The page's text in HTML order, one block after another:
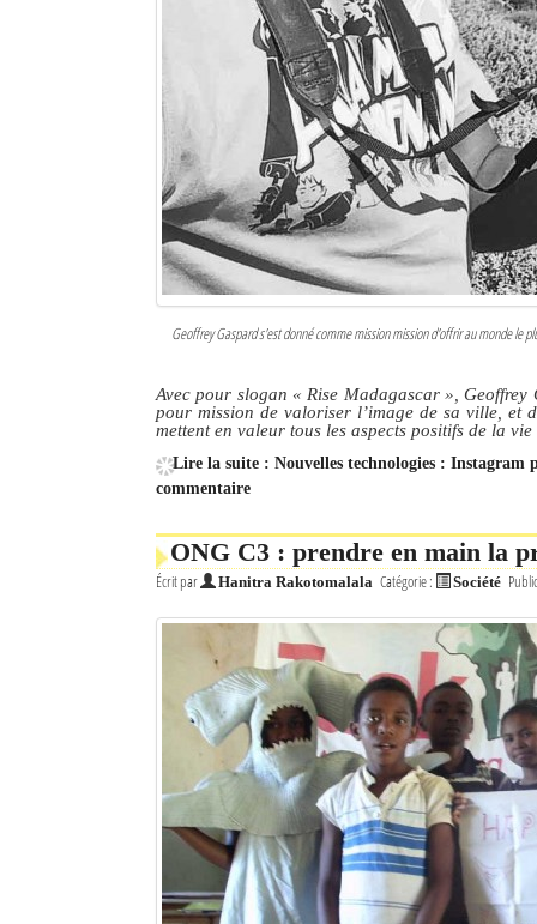
Geoffrey Gaspard s'est donné comme mission mission d'offrir au monde le
Avec pour slogan « Rise Madagascar » ,
pour mission de valoriser l’image de sa ville, et
mettent en valeur tous les aspects positifs de la
Lire la suite : Nouvelles technologies : Instagram
commentaire
ONG C3 : prendre en main la
Écrit par Hanitra Rakotomalala Catégorie : Société